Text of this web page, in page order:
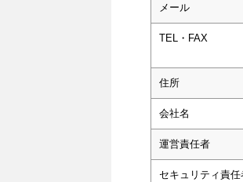
メール
TEL・FAX
住所
会社名
運営責任者
セキュリティ責任